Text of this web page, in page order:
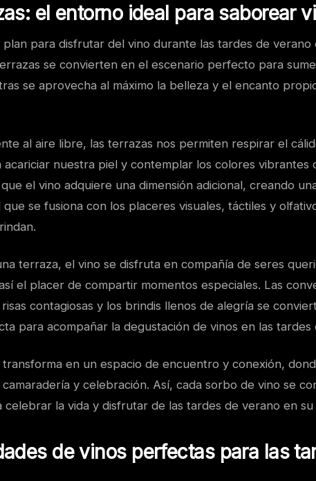
el entorno ideal para saborear
plan para disfrutar del vino durante las tardes de
se convierten en el escenario perfecto para
se aprovecha al máximo la belleza y el encanto
al aire libre, las terrazas nos permiten respirar el
acariciar nuestra piel y contemplar los colores vibrantes
el vino adquiere una dimensión adicional, creando
que se fusiona con los placeres visuales, táctiles y
terraza, el vino se disfruta en compañía de seres
el placer de compartir momentos especiales. Las
risas contagiosas y los brindis llenos de alegría se
para acompañar la degustación de vinos en las tardes
en un espacio de encuentro y conexión,
y celebración. Así, cada sorbo de vino se
celebrar la vida y disfrutar de las tardes de verano en su
de vinos perfectas para las